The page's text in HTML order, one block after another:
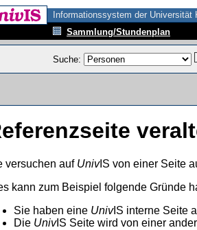
Informationssystem der Universität
Sammlung/Stundenplan
Suche:
versuchen auf UnivIS von einer Seite
kann zum Beispiel folgende Gründe
Sie haben eine UnivIS interne Seite
Die UnivIS Seite wird von einer